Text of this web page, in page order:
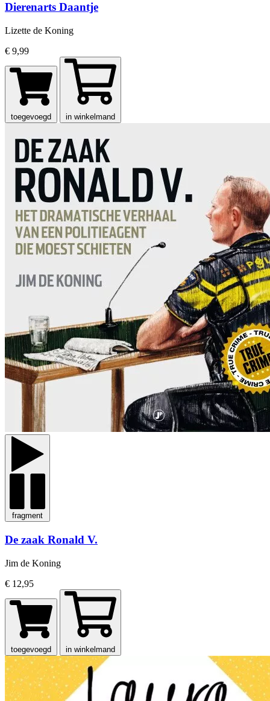
Dierenarts Daantje
Lizette de Koning
€ 9,99
toegevoegd in winkelmand
fragment
De zaak Ronald V.
Jim de Koning
€ 12,95
toegevoegd in winkelmand